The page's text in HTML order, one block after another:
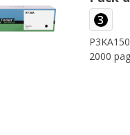
3
2000